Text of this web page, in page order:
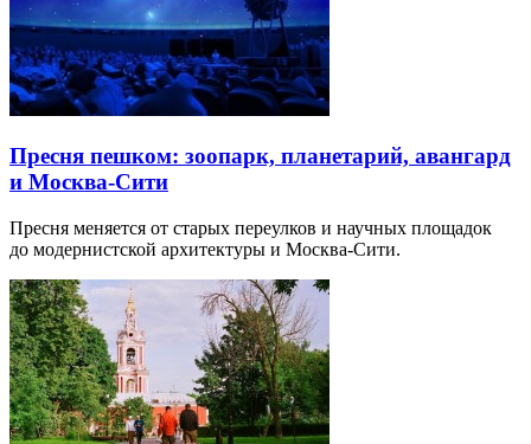
Пресня пешком: зоопарк, планетарий, авангард
и Москва-Сити
Пресня меняется от старых переулков и научных площадок
до модернистской архитектуры и Москва-Сити.